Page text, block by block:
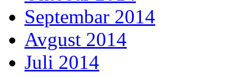
Septembar 2014
Avgust 2014
Juli 2014